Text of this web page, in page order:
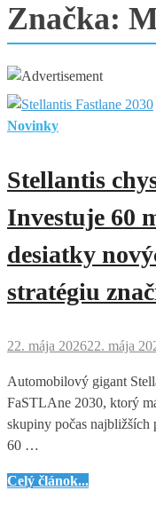
Značka:
Novinky
Stellantis
Investuje 60
desiatky
stratégiu
22. mája 202622. mája
Automobilový gigant
FaSTLAne 2030, ktorý
skupiny počas
60 …
Stellantis
Celý článok...